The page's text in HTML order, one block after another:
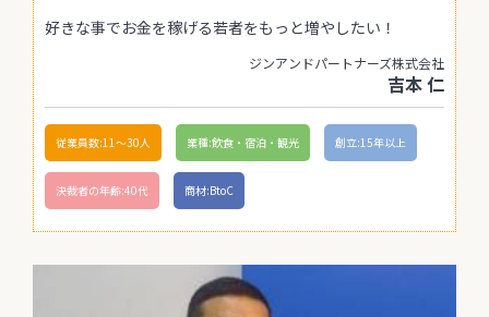
好きな事でお金を稼げる若者をもっと増やしたい！
ジンアンドパートナーズ株式会社
吉本 仁
従業員数:11〜30人 業種:飲食・宿泊・観光 創立:15年以上
決裁者の年齢:40代 商材:BtoC